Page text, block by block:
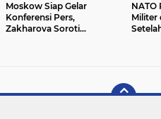
Moskow Siap Gelar
Konferensi Pers,
Zakharova Soroti
NATO
Militer